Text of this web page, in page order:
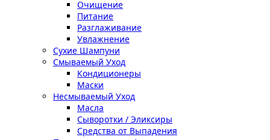
Очищение
Питание
Разглаживание
Увлажнение
Сухие Шампуни
Смываемый Уход
Кондиционеры
Маски
Несмываемый Уход
Масла
Сыворотки / Эликсиры
Средства от Выпадения